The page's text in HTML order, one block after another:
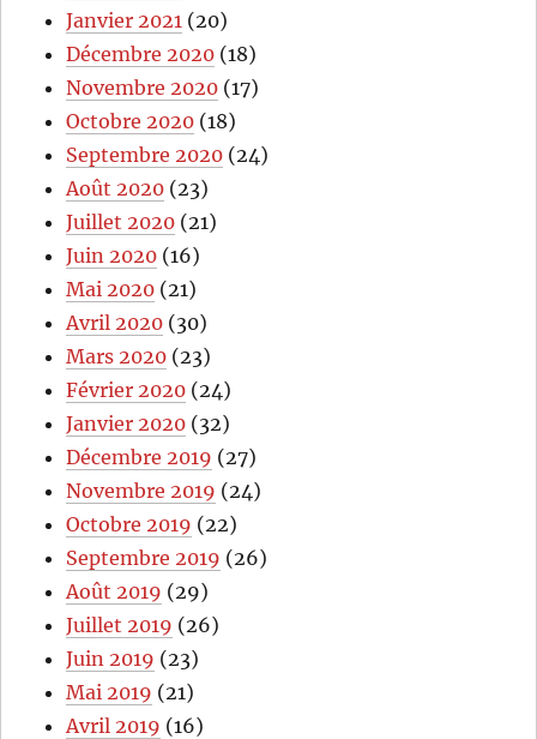
Janvier 2021 (20)
Décembre 2020 (18)
Novembre 2020 (17)
Octobre 2020 (18)
Septembre 2020 (24)
Août 2020 (23)
Juillet 2020 (21)
Juin 2020 (16)
Mai 2020 (21)
Avril 2020 (30)
Mars 2020 (23)
Février 2020 (24)
Janvier 2020 (32)
Décembre 2019 (27)
Novembre 2019 (24)
Octobre 2019 (22)
Septembre 2019 (26)
Août 2019 (29)
Juillet 2019 (26)
Juin 2019 (23)
Mai 2019 (21)
Avril 2019 (16)